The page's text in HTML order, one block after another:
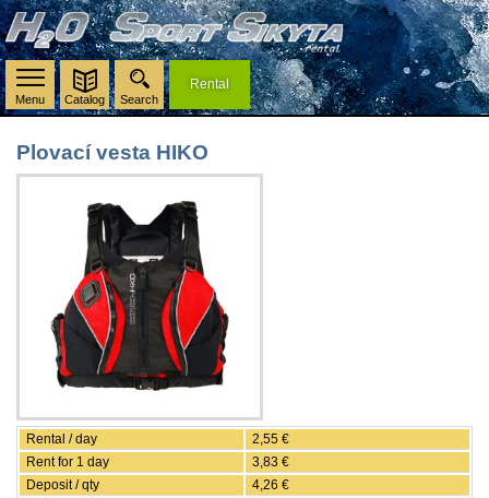
Menu
Rental
Search
Plovací vesta HIKO
Rental / day
2,55 €
Rent for 1 day
3,83 €
Deposit / qty
4,26 €
Catalog